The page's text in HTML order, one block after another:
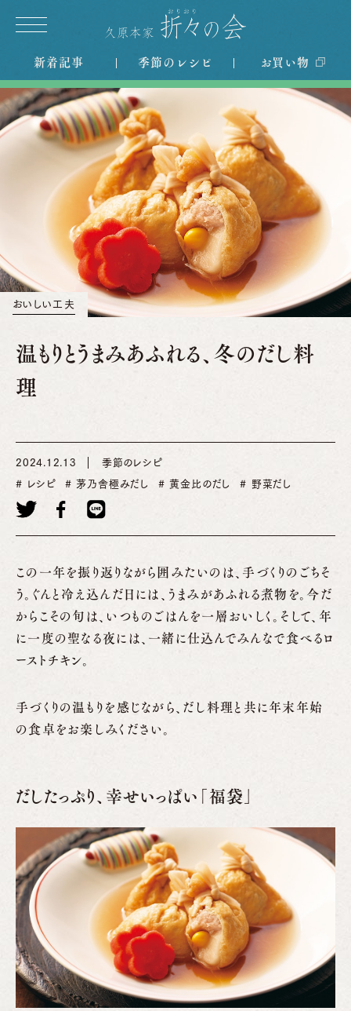
おいしい工夫
温もりとうまみあふれる、冬のだし料
理
2024.12.13 季節のレシピ
レシピ 茅乃舎極みだし 黄金比のだし 野菜だし
この一年を振り返りながら囲みたいのは、手づくりのごちそ
う。ぐんと冷え込んだ日には、うまみがあふれる煮物を。今だ
からこその旬は、いつものごはんを一層おいしく。そして、年
に一度の聖なる夜には、一緒に仕込んでみんなで食べるロ
ーストチキン。
手づくりの温もりを感じながら、だし料理と共に年末年始
の食卓をお楽しみください。
だしたっぷり、幸せいっぱい「福袋」
新着記事 季節のレシピ お買い物